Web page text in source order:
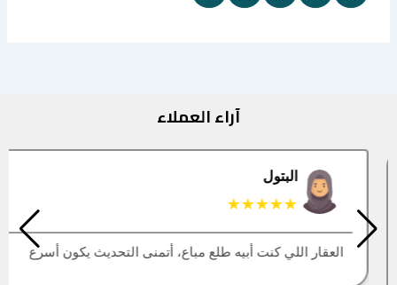
آراء العملاء
البتول
★★★★★
العقار اللي كنت أبيه طلع مباع، أتمنى التحديث يكون أسرع